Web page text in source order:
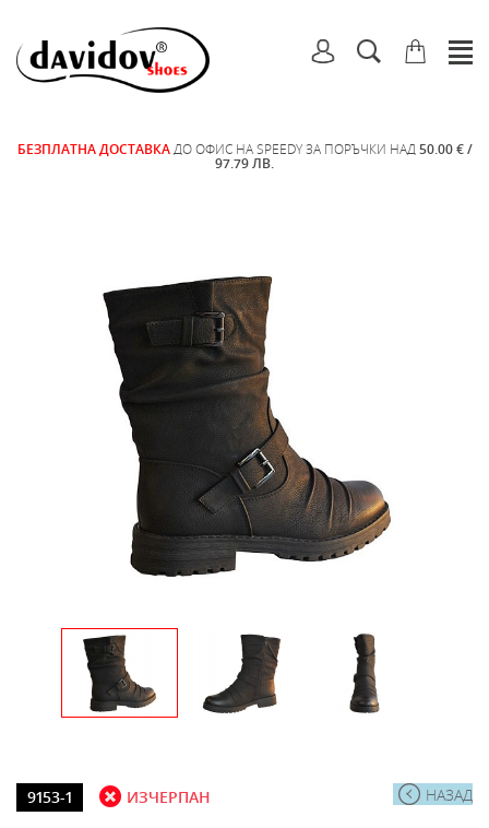
БЕЗПЛАТНА ДОСТАВКА ДО ОФИС НА SPEEDY ЗА ПОРЪЧКИ НАД 50.00 € /
97.79 ЛВ.
НАЗАД
9153-1 ИЗЧЕРПАН